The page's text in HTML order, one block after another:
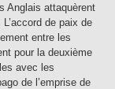
Anglais attaquèrent
de paix de
entre les
pour la deuxième
avec les
de l’emprise de